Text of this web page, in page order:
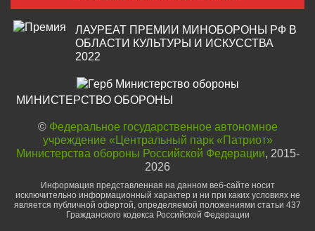
ЛАУРЕАТ ПРЕМИИ МИНОБОРОНЫ РФ В
ОБЛАСТИ КУЛЬТУРЫ И ИСКУССТВА
2022
МИНИСТЕРСТВО ОБОРОНЫ
© Федеральное государственное автономное
учреждение «Центральный парк «Патриот»
Министерства обороны Российской Федерации, 2015-
2026
Информация представленная на данном веб-сайте носит
исключительно информационный характер и ни при каких условиях не
является публичной офертой, определяемой положениями статьи 437
Гражданского кодекса Российской Федерации